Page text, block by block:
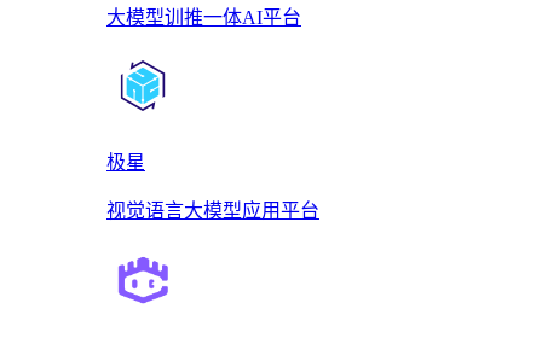
大模型训推一体AI平台
极星
视觉语言大模型应用平台